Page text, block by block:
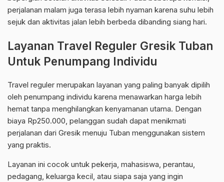
perjalanan malam juga terasa lebih nyaman karena suhu lebih
sejuk dan aktivitas jalan lebih berbeda dibanding siang hari.
Layanan Travel Reguler Gresik Tuban
Untuk Penumpang Individu
Travel reguler merupakan layanan yang paling banyak dipilih
oleh penumpang individu karena menawarkan harga lebih
hemat tanpa menghilangkan kenyamanan utama. Dengan
biaya Rp250.000, pelanggan sudah dapat menikmati
perjalanan dari Gresik menuju Tuban menggunakan sistem
yang praktis.
Layanan ini cocok untuk pekerja, mahasiswa, perantau,
pedagang, keluarga kecil, atau siapa saja yang ingin